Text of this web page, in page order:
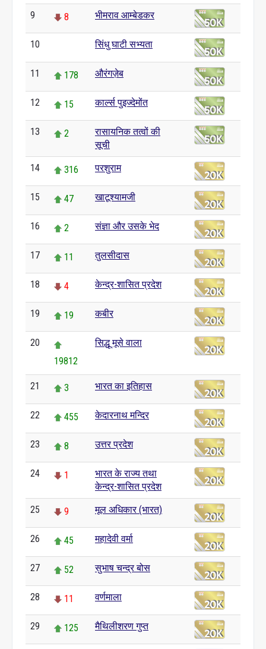
9 8 भीमराव आम्बेडकर
10 सिंधु घाटी सभ्यता
11 178 औरंगज़ेब
12 15 कार्ल्स पुइज्देमोंत
13 2
रासायनिक तत्वों की
सूची
14 316 परशुराम
15 47 खाटूश्यामजी
16 2 संज्ञा और उसके भेद
17 11 तुलसीदास
18 4 केन्द्र-शासित प्रदेश
19 19 कबीर
20
19812
सिद्धू मूसे वाला
21 3 भारत का इतिहास
22 455 केदारनाथ मन्दिर
23 8 उत्तर प्रदेश
24 1
भारत के राज्य तथा
केन्द्र-शासित प्रदेश
25 9 मूल अधिकार (भारत)
26 45 महादेवी वर्मा
27 52 सुभाष चन्द्र बोस
28 11 वर्णमाला
29 125 मैथिलीशरण गुप्त